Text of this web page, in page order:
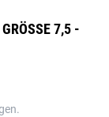
7,5 - P